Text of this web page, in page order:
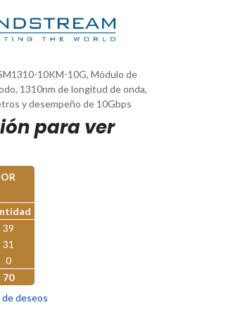
10KM-10G, Módulo de
1310nm de longitud de onda,
y desempeño de 10Gbps
para ver
39
31
0
70
deseos